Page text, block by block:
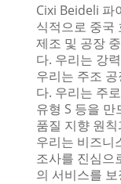
Cixi Beideli 파
식적으로 중국
제조 및 공장
다. 우리는 강
우리는 주조
다. 우리는 주
유형 S 등을
품질 지향 원
우리는 비즈니
조사를 진심으
의 서비스를